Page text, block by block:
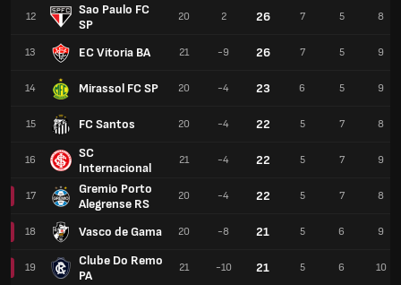
12
Sao Paulo FC
SP
13 EC Vitoria BA
14 Mirassol FC SP
15 FC Santos
16
SC
Internacional
17
Gremio Porto
Alegrense RS
18 Vasco de Gama
19
Clube Do Remo
PA
20 2 26 7 5 8
21 -9 26 7 5 9
20 -4 23 6 5 9
20 -4 22 5 7 8
21 -4 22 5 7 9
20 -4 22 5 7 8
20 -8 21 5 6 9
21 -10 21 5 6 10